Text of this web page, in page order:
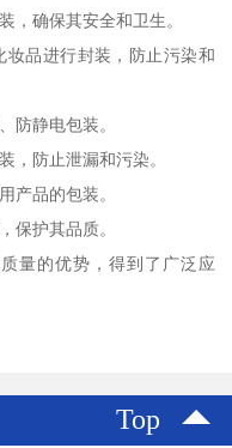
，确保其安全和卫生。
品进行封装，防止污染和
防静电包装。
，防止泄漏和污染。
产品的包装。
保护其品质。
量的优势，得到了广泛应
Top